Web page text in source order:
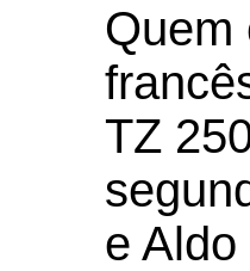
Quem
TZ
e